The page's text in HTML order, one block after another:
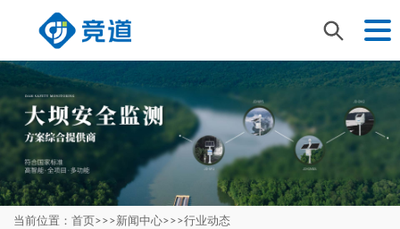
当前位置： 首页 >>>新闻中心>>>行业动态